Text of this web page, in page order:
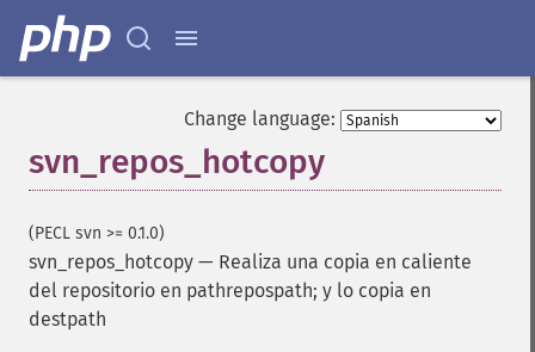
Change language:
svn_repos_hotcopy
(PECL svn >= 0.1.0)
svn_repos_hotcopy — Realiza una copia en caliente
del repositorio en pathrepospath; y lo copia en
destpath